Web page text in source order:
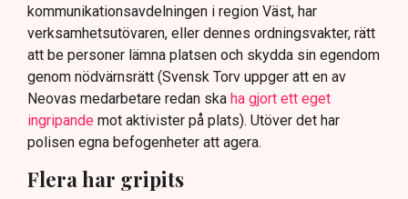
kommunikationsavdelningen i region Väst, har
verksamhetsutövaren, eller dennes ordningsvakter, rätt
att be personer lämna platsen och skydda sin egendom
genom nödvärnsrätt (Svensk Torv uppger att en av
Neovas medarbetare redan ska ha gjort ett eget
ingripande mot aktivister på plats). Utöver det har
polisen egna befogenheter att agera.
Flera har gripits